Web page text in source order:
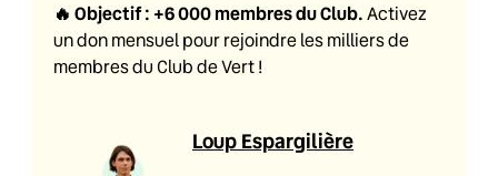
🔥 Objectif : +6 000 membres du Club. Activez
un don mensuel pour rejoindre les milliers de
membres du Club de Vert !
Loup Espargilière